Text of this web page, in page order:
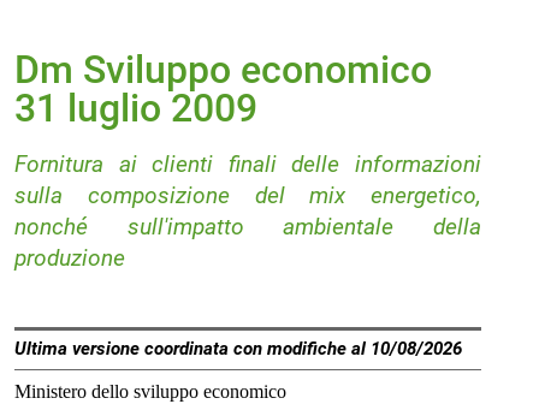
Dm Sviluppo economico
31 luglio 2009
Fornitura ai clienti finali delle informazioni
sulla composizione del mix energetico,
nonché sull'impatto ambientale della
produzione
Ultima versione coordinata con modifiche al 10/08/2026
Ministero dello sviluppo economico